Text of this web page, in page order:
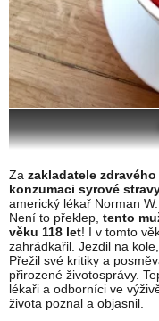
Za zakladatele
konzumaci syrové
americký lékař Norman
Není to překlep, tento
věku 118 let! I v tomto
zahrádkařil. Jezdil na
Přežil své kritiky a
přirozené životosprávy.
lékaři a odborníci ve
života poznal a objasnil.